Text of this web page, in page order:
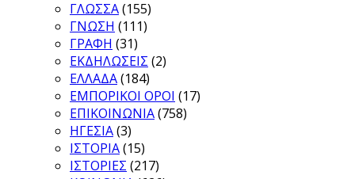
ΓΛΩΣΣΑ(155)
ΓΝΩΣΗ (111)
ΓΡΑΦΗ (31)
ΕΚΔΗΛΩΣΕΙΣ (2)
ΕΛΛΑΔΑ(184)
ΕΜΠΟΡΙΚΟΙ ΟΡΟΙ (17)
ΕΠΙΚΟΙΝΩΝΙΑ(758)
ΗΓΕΣΙΑ(3)
ΙΣΤΟΡΙΑ(15)
ΙΣΤΟΡΙΕΣ (217)